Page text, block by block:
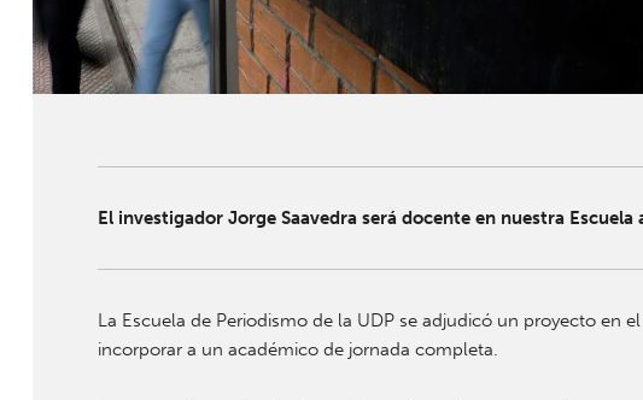
El investigador Jorge Saavedra será docente en nuestra
La Escuela de Periodismo de la UDP se adjudicó un proyecto en
incorporar a un académico de jornada completa.